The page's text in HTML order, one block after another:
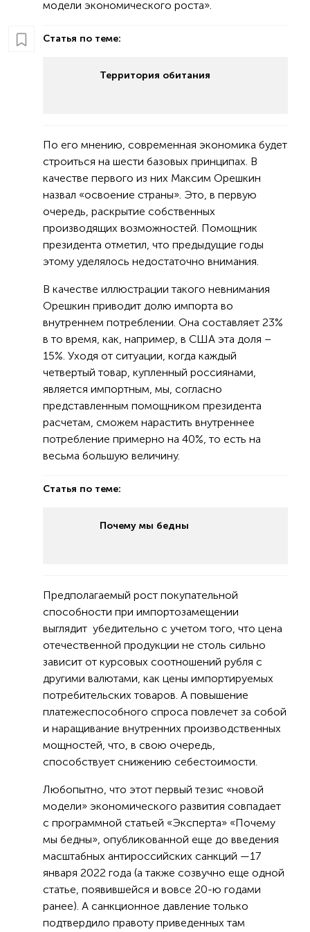
модели экономического роста».
Статья по теме:
Территория обитания
По его мнению, современная экономика будет
строиться на шести базовых принципах. В
качестве первого из них Максим Орешкин
назвал «освоение страны». Это, в первую
очередь, раскрытие собственных
производящих возможностей. Помощник
президента отметил, что предыдущие годы
этому уделялось недостаточно внимания.
В качестве иллюстрации такого невнимания
Орешкин приводит долю импорта во
внутреннем потреблении. Она составляет 23%
в то время, как, например, в США эта доля –
15%. Уходя от ситуации, когда каждый
четвертый товар, купленный россиянами,
является импортным, мы, согласно
представленным помощником президента
расчетам, сможем нарастить внутреннее
потребление примерно на 40%, то есть на
весьма большую величину.
Статья по теме:
Почему мы бедны
Предполагаемый рост покупательной
способности при импортозамещении
выглядит убедительно с учетом того, что цена
отечественной продукции не столь сильно
зависит от курсовых соотношений рубля с
другими валютами, как цены импортируемых
потребительских товаров. А повышение
платежеспособного спроса повлечет за собой
и наращивание внутренних производственных
мощностей, что, в свою очередь,
способствует снижению себестоимости.
Любопытно, что этот первый тезис «новой
модели» экономического развития совпадает
с программной статьей «Эксперта» «Почему
мы бедны», опубликованной еще до введения
масштабных антироссийских санкций —17
января 2022 года (а также созвучно еще одной
статье, появившейся и вовсе 20-ю годами
ранее). А санкционное давление только
подтвердило правоту приведенных там